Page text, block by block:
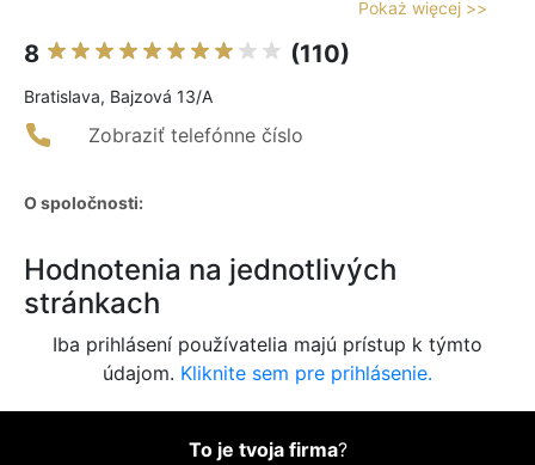
Pokaż więcej >>
8 (110)
Bratislava, Bajzová 13/A
Zobraziť telefónne číslo
O spoločnosti:
Hodnotenia na jednotlivých
stránkach
Iba prihlásení používatelia majú prístup k týmto
údajom. Kliknite sem pre prihlásenie.
To je tvoja firma?